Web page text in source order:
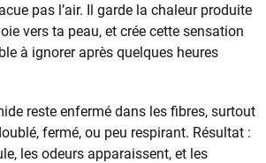
pas l’air. Il garde la chaleur produite
vers ta peau, et crée cette sensation
à ignorer après quelques heures
reste enfermé dans les fibres, surtout
fermé, ou peu respirant. Résultat :
les odeurs apparaissent, et les